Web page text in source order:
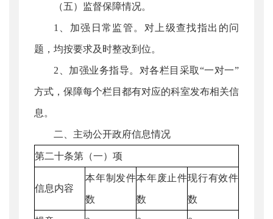
（五）监督保障情况。
1、加强日常监管。对上级查找指出的问
题，均按要求及时整改到位。
2、加强业务指导。对各栏目采取“一对一”
方式，保障每个栏目都有对应的科室发布相关信
息。
二、主动公开政府信息情况
第二十条第（一）项
信息内容
本年制发件
数
本年废止件
数
现行有效件
数